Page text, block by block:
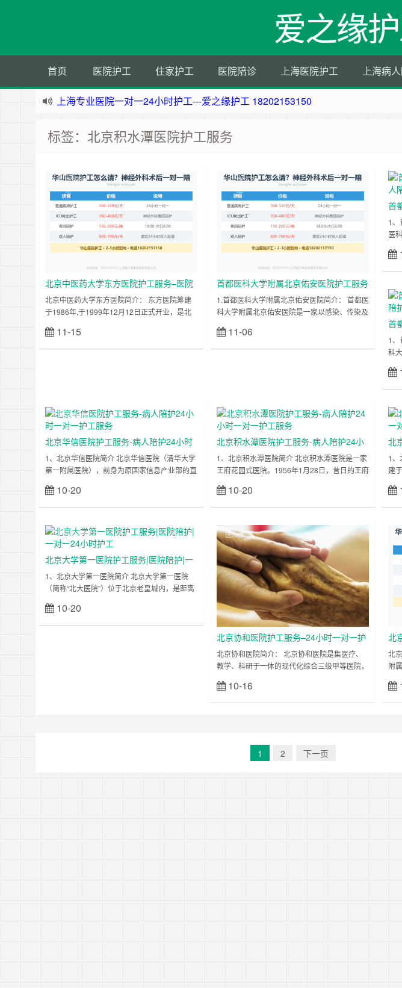
爱之缘
首页 医院护工 住家护工 医院陪诊 上海医院护工 上海病
上海住家一对一护工---上海爱之缘护工 18202153150
杭州专业医院一对一24小时护工---杭州爱之缘护工 18202153150
标签：北京积水潭医院护工服务
上海医院陪
诊
北京中医药大学东方医院护工服务–医院
一对一病人陪护
北京中医药大学东方医院简介： 东方医院筹建
于1986年,于1999年12月12日正式开业，是北
局直管单位，国家中医临床研究建设单位，是一
所特色明显、功能齐全、设备先进，集医疗、教
机……
11-15
上海病人陪
护
首都医科大学附属北京佑安医院护工服务
–24小时一对一病人陪护
1.首都医科大学附属北京佑安医院简介： 首都医
科大学附属北京佑安医院是一家以感染、传染及
学科，集预防、医疗、保健、康复为一体的大型
综合性医学中心。 该院创建于1956年， 医院占
11-06
上
首
护
1、
医
研
“中
佳
有
室
上
首
1、
科
院
部
基
基
传
疗
上海医院陪
诊
北京华信医院护工服务-病人陪护24小时
一对一护工服务
1、北京华信医院简介 北京华信医院（清华大学
第一附属医院），前身为原国家信息产业部的直
家教育部，由清华大学领导，是集医疗、教学、
科研和预防保健为一体的三级综合医院。是北京
市高危孕产妇转诊会诊指定医院，朝阳区高危围
产儿救治中心，北京市危重新生儿转诊会诊指定
医院，中国复杂先心病救助中心，北京市市级危
重新生儿救治……
10-20
上海医院陪
诊
北京积水潭医院护工服务-病人陪护24小
时一对一护工服务
1、北京积水潭医院简介 北京积水潭医院是一家
王府花园式医院。1956年1月28日，昔日的王府
了，坐拥一泓碧水的积水潭，已发展成为以骨科
和烧伤科为重点学科的三级甲等综合性医院。
街口院区1000张，回龙观院区500张。 北京积
水潭医院以显著的医疗特色和医、教、研、防综
合实力成为北京大学第四临床医学院。其脊柱
外……
10-20
上
北
对
1、
建
院”
长
在
一
科
家
上海医院陪
诊
北京大学第一医院护工服务|医院陪护|一
对一24小时护工
1、北京大学第一医院简介 北京大学第一医院
（简称“北大医院”）位于北京老皇城内，是距离
研、预防为一体的大型综合性三级甲等医院。
医院创建于1915年，是我国最早创办的国立医
10-20
医院护工
北京协和医院护工服务–24小时一对一护
工陪护
北京协和医院简介： 北京协和医院是集医疗、
教学、科研于一体的现代化综合三级甲等医院，
中心，最早承担高干保健和外宾医疗任务的医院
之一，也是高等医学教育和住院医师规范化培训
在复旦大学医院管理研究所公布的“中国医院排
行榜”中连续十年名列榜……
10-16
北
北
附
防
临
1 2 下一页